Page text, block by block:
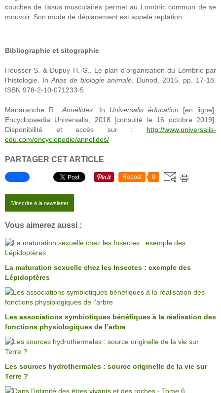
couches de tissus musculaires permet au Lombric commun de se
mouvoir. Son mode de déplacement est appelé reptation.
Bibliographie et sitographie
Heusser S. & Dupuy H.-G.. Le plan d’organisation du Lombric par
l’histologie. In Atlas de biologie animale . Dunod, 2015. pp. 17-18.
ISBN 978-2-10-071233-5
Manaranche R.. Annélides . In Universalis éducation [en ligne].
Encyclopaedia Universalis, 2018 [consulté le 16 octobre 2019].
Disponibilité et accès sur : http://www.universalis-
edu.com/encyclopedie/annelides/
PARTAGER CET ARTICLE
Repost 0
S'inscrire à la newsletter
Vous aimerez aussi :
La maturation sexuelle chez les Insectes : exemple des
Lépidoptères
Les associations symbiotiques bénéfiques à la réalisation des
fonctions physiologiques de l’arbre
Les sources hydrothermales : source originelle de la vie sur
Terre ?